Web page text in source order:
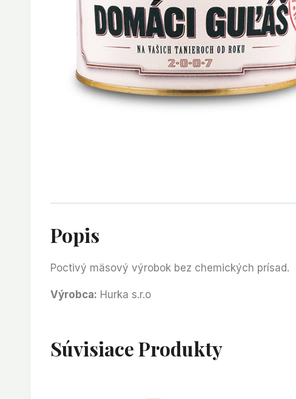
Popis
Poctivý mäsový výrobok bez chemických prísad.
Výrobca: Hurka s.r.o
Súvisiace Produkty